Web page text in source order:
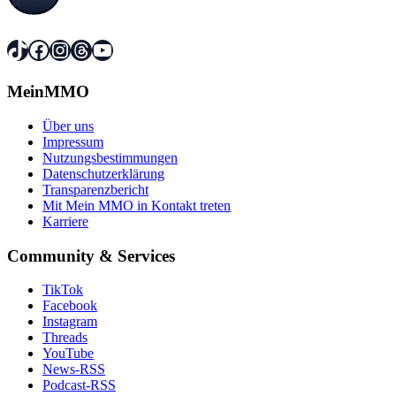
TikTok
Facebook
Instagram
Threads
YouTube
MeinMMO
Über uns
Impressum
Nutzungsbestimmungen
Datenschutzerklärung
Transparenzbericht
Mit Mein MMO in Kontakt treten
Karriere
Community & Services
TikTok
Facebook
Instagram
Threads
YouTube
News-RSS
Podcast-RSS